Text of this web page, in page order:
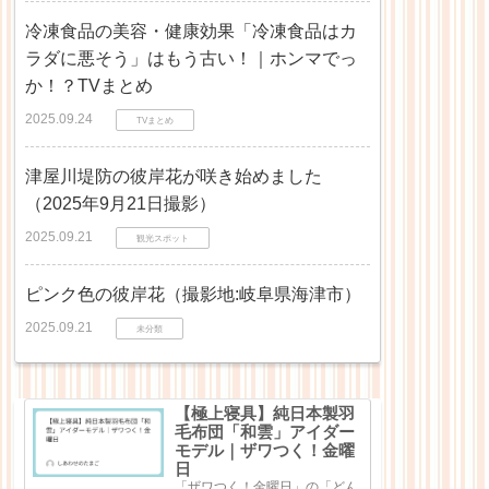
冷凍食品の美容・健康効果「冷凍食品はカ
ラダに悪そう」はもう古い！｜ホンマでっ
か！？TVまとめ
2025.09.24 TVまとめ
津屋川堤防の彼岸花が咲き始めました
（2025年9月21日撮影）
2025.09.21 観光スポット
ピンク色の彼岸花（撮影地:岐阜県海津市）
2025.09.21 未分類
【極上寝具】純日本製羽
毛布団「和雲」アイダー
モデル｜ザワつく！金曜
日